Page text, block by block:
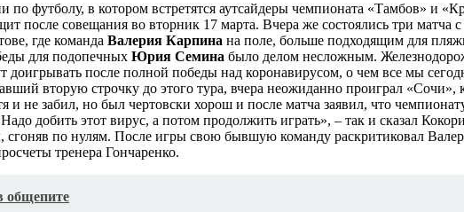
футболу, в котором встретятся аутсайдеры чемпионата «Тамбов» и
после совещания во вторник 17 марта. Вчера же состоялись три
где команда Валерия Карпина на поле, больше подходящим для
для подопечных Юрия Семина было делом несложным.
доигрывать после полной победы над коронавирусом, о чем все мы
вторую строчку до этого тура, вчера неожиданно проиграл «Сочи»,
не забил, но был чертовски хорош и после матча заявил, что
добить этот вирус, а потом продолжить играть», – так и сказал
по нулям. После игры свою бывшую команду раскритиковал
тренера Гончаренко.
общепите